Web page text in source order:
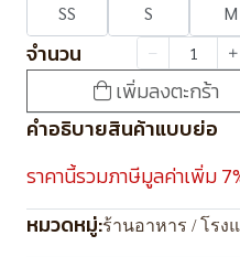
SS S M
จำนวน
เพิ่มลงตะกร้า
คำอธิบายสินค้าแบบย่อ
ราคานี้รวมภาษีมูลค่าเพิ่ม
หมวดหมู่:ร้านอาหาร / โรง